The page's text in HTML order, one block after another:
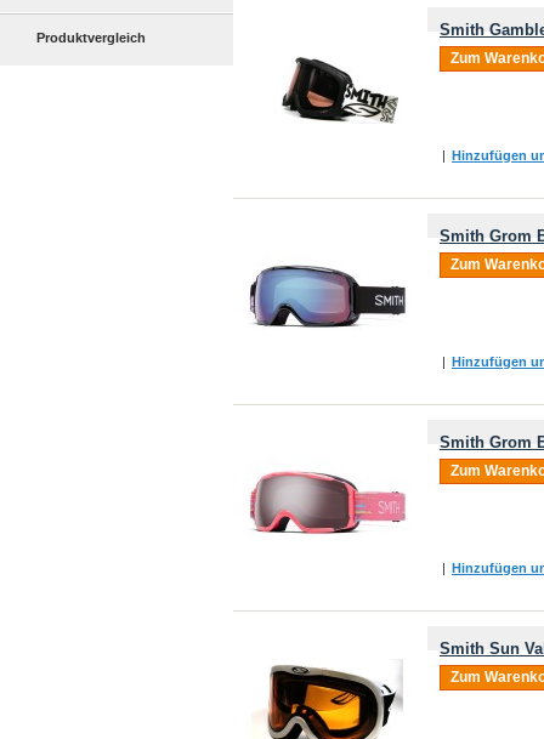
Smith
Zum
| Hinzufügen
Smith Grom
Zum
| Hinzufügen
Smith Grom
Zum
| Hinzufügen
Smith Sun
Zum
Produktvergleich